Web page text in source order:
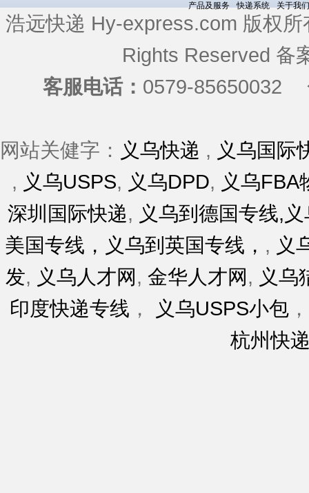
产品及服务 快递系统 关于我们
浩远快递 Hy-express.com 版权
Rights Reserved 备
客服电话： 0579-85650032
网站关健字： 义乌快递 , 义乌国际
, 义乌USPS, 义乌DPD, 义乌FBA
深圳国际快递, 义乌到德国专线,
美国专线，义乌到英国专线， , 义
发, 义乌人才网, 金华人才网, 义乌
印度快递专线 ， 义乌USPS小包
杭州快